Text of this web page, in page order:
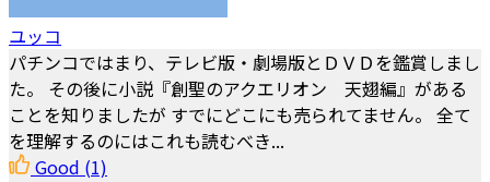
ユッコ
パチンコではまり、テレビ版・劇場版とＤＶＤを鑑賞しまし
た。 その後に小説『創聖のアクエリオン 天翅編』がある
ことを知りましたが すでにどこにも売られてません。 全て
を理解するのにはこれも読むべき...
Good (1)